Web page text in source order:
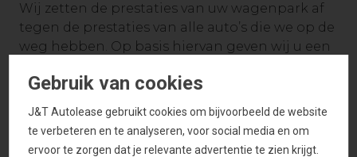
Wij zetten de prestaties van uw wagenpark af
tegen de prestaties van alle auto’s die we op de
weg hebben. Op basis hiervan geven wij u een
u direct inzage heeft in uw
besparingspotentieel. Daarnaast heeft i-Wise
een data exportfunctie naar Excel voor het
maken van managementrapportages.
Gebruik van cookies
J&T Autolease gebruikt cookies om bijvoorbeeld de website
te verbeteren en te analyseren, voor social media en om
ervoor te zorgen dat je relevante advertentie te zien krijgt.